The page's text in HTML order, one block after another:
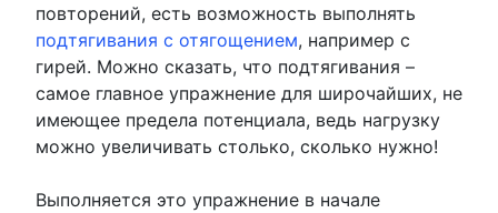
повторений, есть возможность выполнять
подтягивания с отягощением, например с
гирей. Можно сказать, что подтягивания –
самое главное упражнение для широчайших, не
имеющее предела потенциала, ведь нагрузку
можно увеличивать столько, сколько нужно!
Выполняется это упражнение в начале